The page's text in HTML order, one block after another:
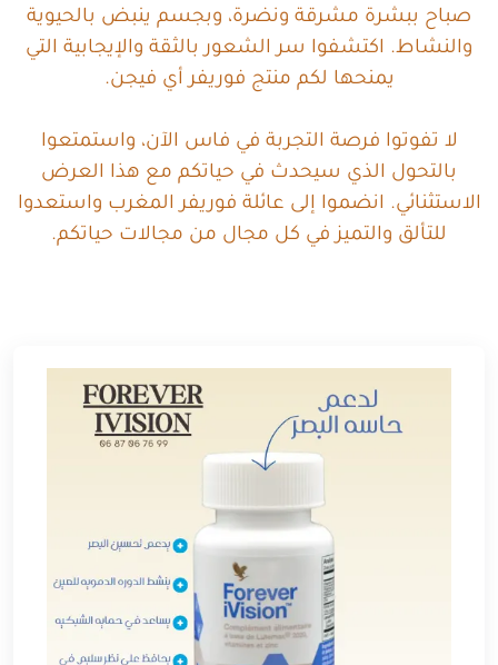
صباح ببشرة مشرقة ونضرة، وبجسم ينبض بالحيوية
والنشاط. اكتشفوا سر الشعور بالثقة والإيجابية التي
يمنحها لكم منتج فوريفر أي فيجن.
لا تفوتوا فرصة التجربة في فاس الآن، واستمتعوا
بالتحول الذي سيحدث في حياتكم مع هذا العرض
الاستثنائي. انضموا إلى عائلة فوريفر المغرب واستعدوا
للتألق والتميز في كل مجال من مجالات حياتكم.